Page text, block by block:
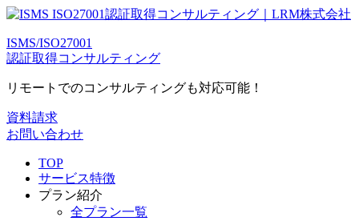
ISMS/ISO27001
認証取得コンサルティング
リモートでのコンサルティングも対応可能！
資料請求
お問い合わせ
TOP
サービス特徴
プラン紹介
全プラン一覧